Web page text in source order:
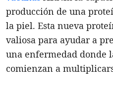
producción de una
la piel. Esta nueva
valiosa para ayudar a
una enfermedad donde
comienzan a